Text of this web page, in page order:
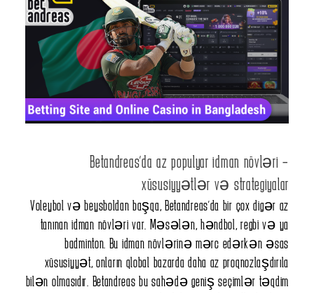
Betandreas'da az populyar idman növləri –
xüsusiyyətlər və strategiyalar
Voleybol və beysboldan başqa, Betandreas'da bir çox digər az
tanınan idman növləri var. Məsələn, həndbol, regbi və ya
badminton. Bu idman növlərinə mərc edərkən əsas
xüsusiyyət, onların qlobal bazarda daha az proqnozlaşdırıla
bilən olmasıdır. Betandreas bu sahədə geniş seçimlər təqdim